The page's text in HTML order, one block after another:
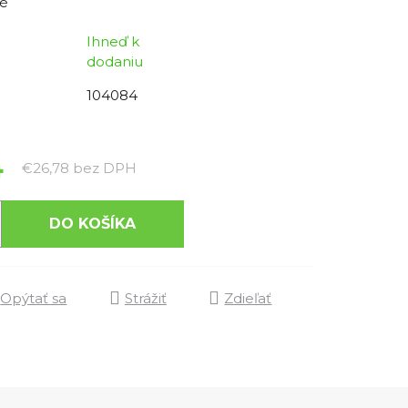
Ihneď k
dodaniu
104084
€26,78 bez DPH
DO KOŠÍKA
Opýtať sa Strážiť Zdieľať